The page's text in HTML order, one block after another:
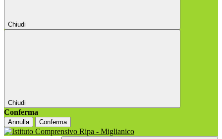
Chiudi
Chiudi
Conferma
Annulla Conferma